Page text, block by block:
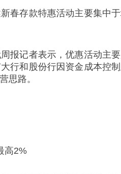
春存款特惠活动主要集中
报记者表示，优惠活动主
行和股份行因资金成本控
思路。
高2%